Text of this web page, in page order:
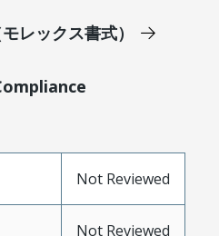
レックス書式）
Not Reviewed
Not Reviewed